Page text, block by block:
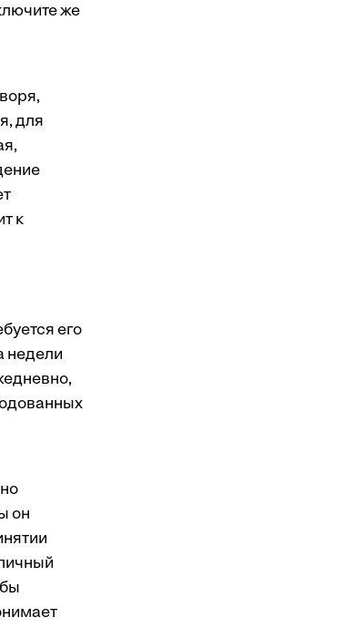
же
для
к
его
недели
он